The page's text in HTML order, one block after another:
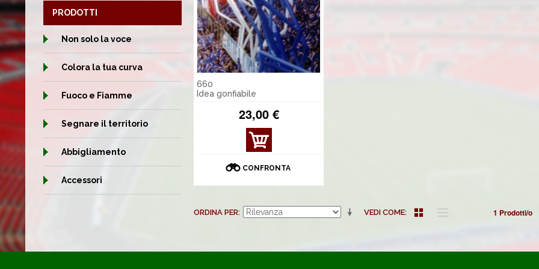
660
Idea gonfiabile
23,00 €
MOS
TRA
TAGL
I
CONFRONTA
VEDI COME
ORDINA PER 1 Prodotti/o
PRODOTTI
Non solo la voce
Colora la tua curva
Fuoco e Fiamme
Segnare il territorio
Abbigliamento
Accessori